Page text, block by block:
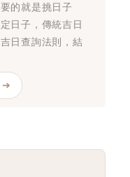
的就是挑日子
日子，傳統吉日
日查詢法則，結
➔